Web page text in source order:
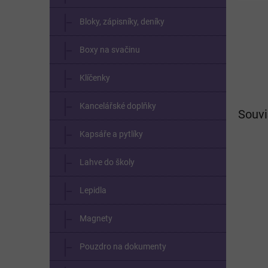
Bloky, zápisníky, deníky
Boxy na svačinu
Klíčenky
Kancelářské doplňky
Kapsáře a pytlíky
Lahve do školy
Lepidla
Magnety
Pouzdro na dokumenty